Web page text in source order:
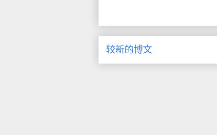
较新的博文